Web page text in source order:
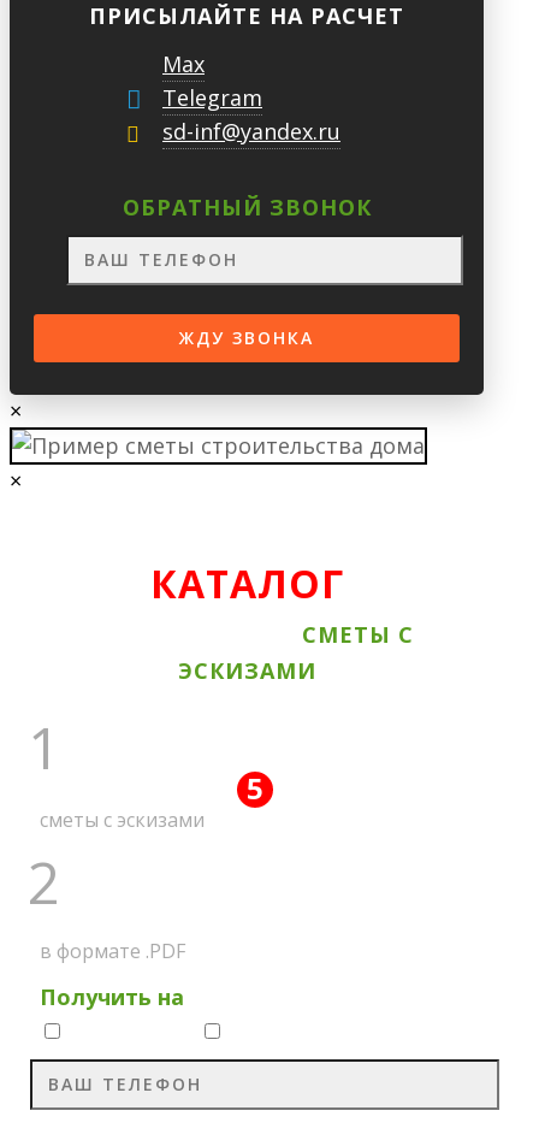
ПРИСЫЛАЙТЕ НА РАСЧЕТ
Max
Telegram
sd-inf@yandex.ru
ОБРАТНЫЙ ЗВОНОК
×
×
КАТАЛОГ
СМЕТЫ С
ЭСКИЗАМИ
1
5
сметы с эскизами
2
в формате .PDF
Получить на